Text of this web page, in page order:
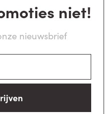
niet!
nieuwsbrief